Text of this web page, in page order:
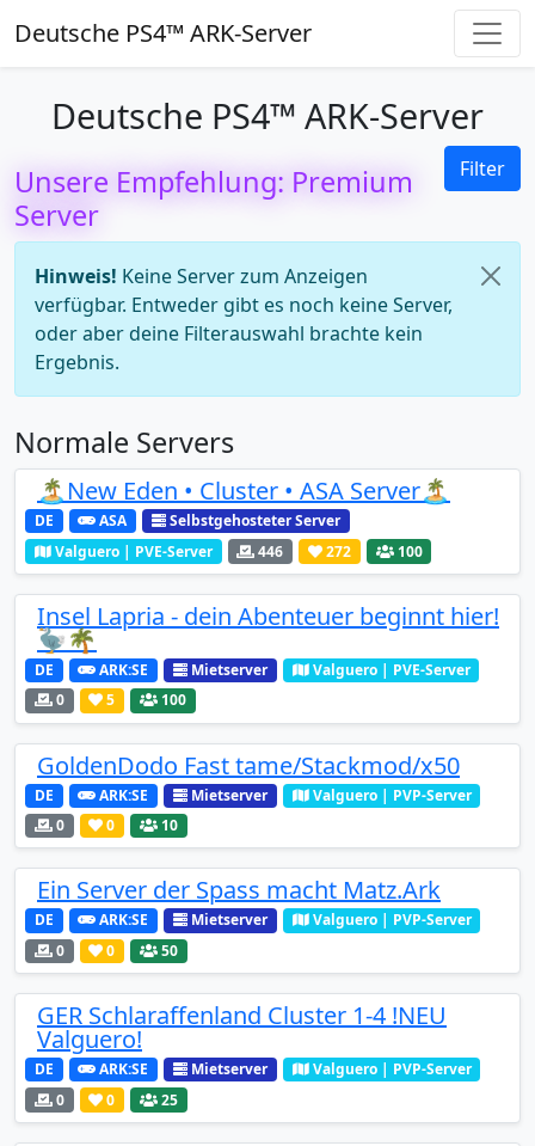
Deutsche PS4™ ARK-Server
Deutsche PS4™ ARK-Server
Filter
Unsere Empfehlung: Premium
Server
Hinweis! Keine Server zum Anzeigen
verfügbar. Entweder gibt es noch keine Server,
oder aber deine Filterauswahl brachte kein
Ergebnis.
Normale Servers
🏝️New Eden • Cluster • ASA Server🏝️
DE ASA
Selbstgehosteter Server
Valguero | PVE-Server
446 272 100
Insel Lapria - dein Abenteuer beginnt hier!
🦤🌴
DE ARK:SE Mietserver
Valguero | PVE-Server
0
5 100
GoldenDodo Fast tame/Stackmod/x50
DE ARK:SE Mietserver
Valguero | PVP-Server
0
0 10
Ein Server der Spass macht Matz.Ark
DE ARK:SE Mietserver
Valguero | PVP-Server
0
0 50
GER Schlaraffenland Cluster 1-4 !NEU
Valguero!
DE ARK:SE Mietserver
Valguero | PVP-Server
0
0 25